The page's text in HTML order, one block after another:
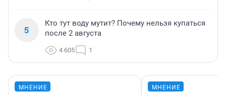
5
Кто тут воду мутит? Почему нельзя купаться
после 2 августа
4 605 1
МНЕНИЕ МНЕНИЕ